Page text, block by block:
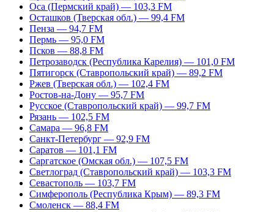
Оса (Пермский край) — 103,3 FM
Осташков (Тверская обл.) — 99,4 FM
Пенза — 94,7 FM
Пермь — 95,0 FM
Псков — 88,8 FM
Петрозаводск (Республика Карелия) — 101,0 FM
Пятигорск (Ставропольский край) — 89,2 FM
Ржев (Тверская обл.) — 102,4 FM
Ростов-на-Дону — 95,7 FM
Русское (Ставропольский край) — 99,7 FM
Рязань — 102,5 FM
Самара — 96,8 FM
Санкт-Петербург — 92,9 FM
Саратов — 101,1 FM
Саргатское (Омская обл.) — 107,5 FM
Светлоград (Ставропольский край) — 103,3 FM
Севастополь — 103,7 FM
Симферополь (Республика Крым) — 89,3 FM
Смоленск — 88,4 FM